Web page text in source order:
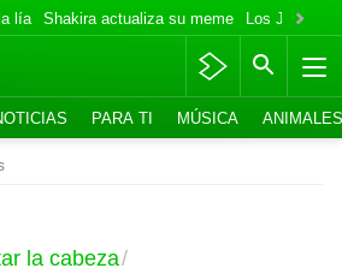
lía Shakira actualiza su meme Los Jonas
PARA TI MÚSICA ANIMALES
la cabeza